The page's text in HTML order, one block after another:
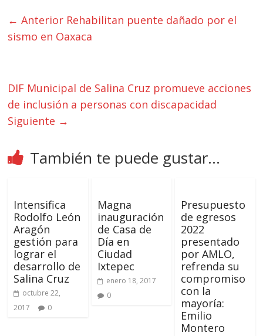
← Anterior Rehabilitan puente dañado por el
sismo en Oaxaca
DIF Municipal de Salina Cruz promueve acciones
de inclusión a personas con discapacidad
Siguiente →
También te puede gustar...
Intensifica
Rodolfo León
Aragón
gestión para
lograr el
desarrollo de
Salina Cruz
octubre 22,
2017
0
Magna
inauguración
de Casa de
Día en
Ciudad
Ixtepec
enero 18, 2017
0
Presupuesto
de egresos
2022
presentado
por AMLO,
refrenda su
compromiso
con la
mayoría:
Emilio
Montero